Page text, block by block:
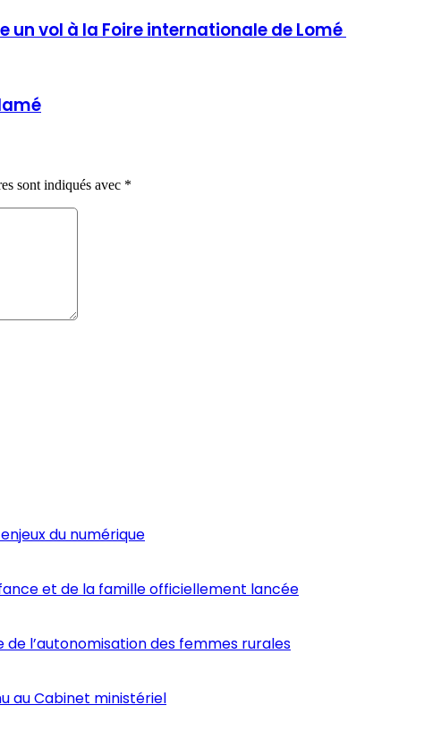
un vol à la Foire internationale de Lomé
sont indiqués avec *
du numérique
et de la famille officiellement lancée
l’autonomisation des femmes rurales
au Cabinet ministériel